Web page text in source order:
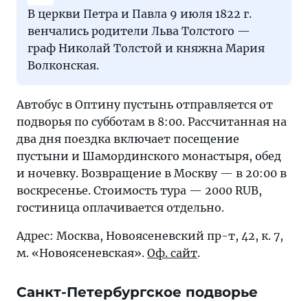
В церкви Петра и Павла 9 июля 1822 г.
венчались родители Льва Толстого —
граф Николай Толстой и княжна Мария
Волконская.
Автобус в Оптину пустынь отправляется от
подворья по субботам в 8:00. Рассчитанная на
два дня поездка включает посещение
пустыни и Шамординского монастыря, обед
и ночевку. Возвращение в Москву — в 20:00 в
воскресенье. Стоимость тура — 2000 RUB,
гостиница оплачивается отдельно.
Адрес: Москва, Новоясеневский пр-т, 42, к. 7,
м. «Новоясеневская». Оф. сайт.
Санкт-Петербургское подворье